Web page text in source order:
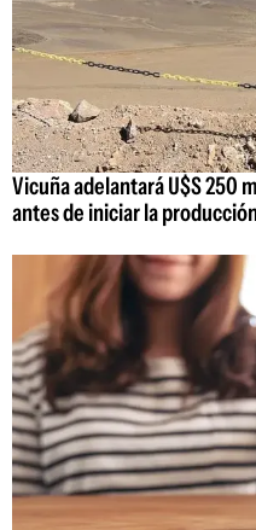
Vicuña adelantará U$S 250
antes de iniciar la